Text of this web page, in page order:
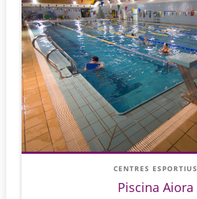
CENTRES ESPORTIUS
Piscina Aiora